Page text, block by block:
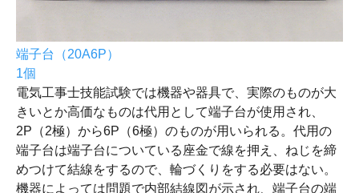
端子台（20A6P）
1個
電気工事士技能試験では機器や器具で、実際のものが大
きいとか高価なものは代用として端子台が使用され、
2P（2極）から6P（6極）のものが用いられる。代用の
端子台は端子台についている座金で線を押え、ねじを締
めつけて結線をするので、輪づくりをする必要はない。
機器によっては問題で内部結線図が示され、端子台の端